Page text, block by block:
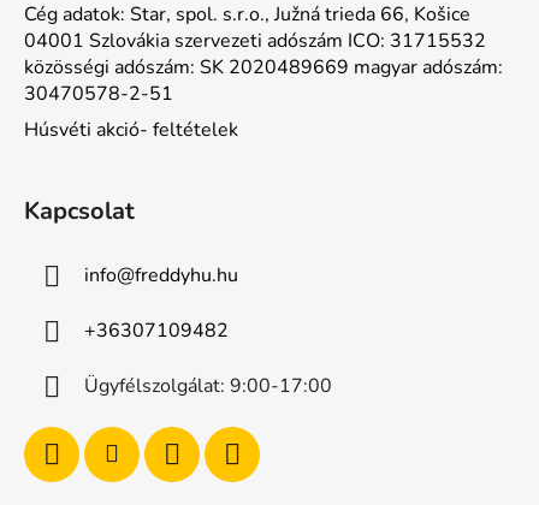
Cég adatok: Star, spol. s.r.o., Južná trieda 66, Košice
04001 Szlovákia szervezeti adószám ICO: 31715532
közösségi adószám: SK 2020489669 magyar adószám:
30470578-2-51
Húsvéti akció- feltételek
Kapcsolat
info@freddyhu.hu
+36307109482
Ügyfélszolgálat: 9:00-17:00